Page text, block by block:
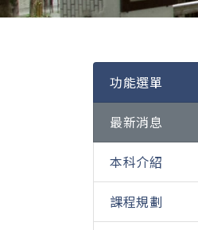
功能選單
最新消息
本科介紹
課程規劃